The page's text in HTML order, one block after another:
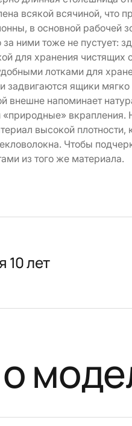
всякой всячиной, что
в основной
ними тоже не пустует:
для хранения чистящих
лотками для
задвигаются ящики
внешне напоминает
«природные»
высокой
Чтобы
из того же материала.
10 лет